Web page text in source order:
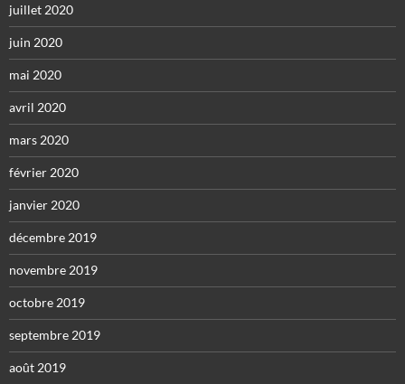
juillet 2020
juin 2020
mai 2020
avril 2020
mars 2020
février 2020
janvier 2020
décembre 2019
novembre 2019
octobre 2019
septembre 2019
août 2019